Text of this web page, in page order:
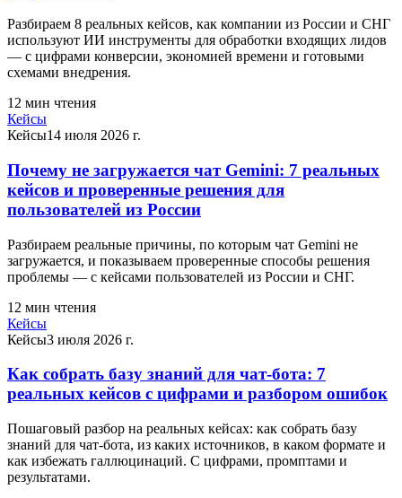
Разбираем 8 реальных кейсов, как компании из России и СНГ
используют ИИ инструменты для обработки входящих лидов
— с цифрами конверсии, экономией времени и готовыми
схемами внедрения.
12 мин чтения
Кейсы
Кейсы14 июля 2026 г.
Почему не загружается чат Gemini: 7 реальных
кейсов и проверенные решения для
пользователей из России
Разбираем реальные причины, по которым чат Gemini не
загружается, и показываем проверенные способы решения
проблемы — с кейсами пользователей из России и СНГ.
12 мин чтения
Кейсы
Кейсы3 июля 2026 г.
Как собрать базу знаний для чат-бота: 7
реальных кейсов с цифрами и разбором ошибок
Пошаговый разбор на реальных кейсах: как собрать базу
знаний для чат-бота, из каких источников, в каком формате и
как избежать галлюцинаций. С цифрами, промптами и
результатами.